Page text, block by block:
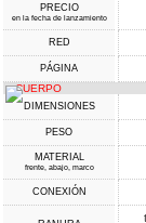
PRECIO
en la fecha de lanzamiento
RED
PÁGINA
CUERPO
DIMENSIONES
PESO
MATERIAL
frente, abajo, marco
CONEXIÓN